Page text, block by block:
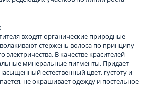
входят органические природные
стержень волоса по принципу
электричества. В качестве красителей
минеральные пигменты. Придает
естественный цвет, густоту и
не окрашивает одежду и постельное